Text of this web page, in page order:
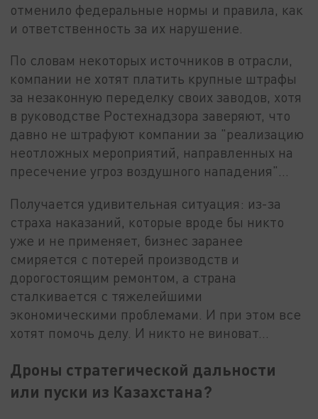
отменило федеральные нормы и правила, как
и ответственность за их нарушение.
По словам некоторых источников в отрасли,
компании не хотят платить крупные штрафы
за незаконную переделку своих заводов, хотя
в руководстве Ростехнадзора заверяют, что
давно не штрафуют компании за "реализацию
неотложных мероприятий, направленных на
пресечение угроз воздушного нападения"...
Получается удивительная ситуация: из-за
страха наказаний, которые вроде бы никто
уже и не применяет, бизнес заранее
смиряется с потерей производств и
дорогостоящим ремонтом, а страна
сталкивается с тяжелейшими
экономическими проблемами. И при этом все
хотят помочь делу. И никто не виноват...
Дроны стратегической дальности
или пуски из Казахстана?